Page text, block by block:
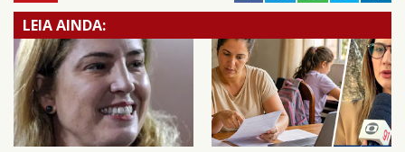
LEIA AINDA: